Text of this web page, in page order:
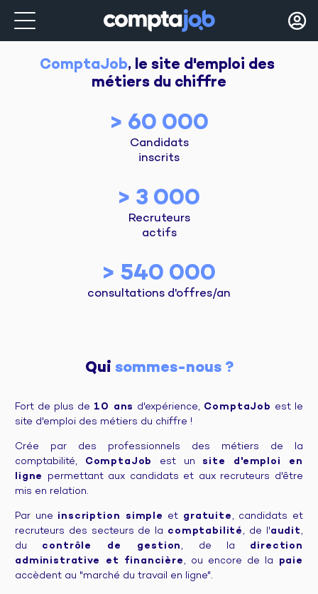
ComptaJob, le site d'emploi des
métiers du chiffre
> 60 000
Candidats
inscrits
> 3 000
Recruteurs
actifs
> 540 000
consultations d'offres/an
Qui sommes-nous ?
Fort de plus de 10 ans d'expérience, ComptaJob est le
site d'emploi des métiers du chiffre !
Crée par des professionnels des métiers de la
comptabilité, ComptaJob est unsite d'emploi en
ligne permettant aux candidats et aux recruteurs d'être
mis en relation.
Par une inscription simple et gratuite, candidats et
recruteurs des secteurs de la comptabilité, de l'audit,
du contrôle de gestion, de la direction
administrative et financière, ou encore de la paie
accèdent au "marché du travail en ligne".